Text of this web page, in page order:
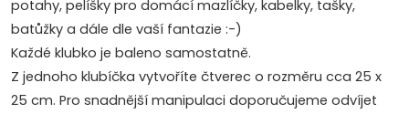
potahy, pelíšky pro domácí mazlíčky, kabelky, tašky,
batůžky a dále dle vaší fantazie :-)
Každé klubko je baleno samostatně.
Z jednoho klubíčka vytvoříte čtverec o rozměru cca 25 x
25 cm. Pro snadnější manipulaci doporučujeme odvíjet